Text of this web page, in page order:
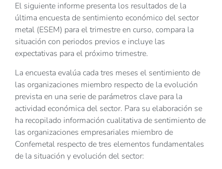
El siguiente informe presenta los resultados de la
última encuesta de sentimiento económico del sector
metal (ESEM) para el trimestre en curso, compara la
situación con periodos previos e incluye las
expectativas para el próximo trimestre.
La encuesta evalúa cada tres meses el sentimiento de
las organizaciones miembro respecto de la evolución
prevista en una serie de parámetros clave para la
actividad económica del sector. Para su elaboración se
ha recopilado información cualitativa de sentimiento de
las organizaciones empresariales miembro de
Confemetal respecto de tres elementos fundamentales
de la situación y evolución del sector: